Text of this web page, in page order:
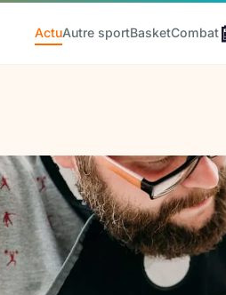
ActuAutre sportBasketCombat